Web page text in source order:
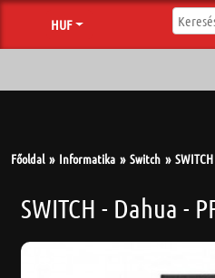
HUF
Főoldal Informatika Switch
SWITCH - Dahua -